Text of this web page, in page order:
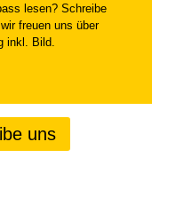
lesen? Schreibe
freuen uns über
inkl. Bild.
uns